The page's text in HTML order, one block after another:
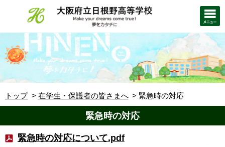
トップ 在学生・保護者の皆さまへ 緊急時の対応
緊急時の対応
緊急時の対応について.pdf